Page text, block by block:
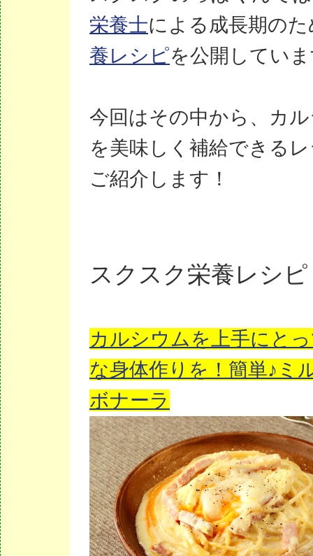
栄養士による成長期の
養レシピを公開してい
今回はその中から、カ
を美味しく補給できる
ご紹介します！
スクスク栄養レシピ
カルシウムを上手にと
な身体作りを！簡単♪ミ
ボナーラ